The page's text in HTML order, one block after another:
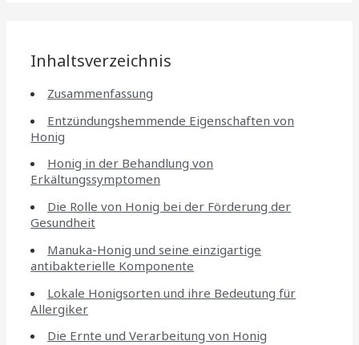
Inhaltsverzeichnis
Zusammenfassung
Entzündungshemmende Eigenschaften von
Honig
Honig in der Behandlung von
Erkältungssymptomen
Die Rolle von Honig bei der Förderung der
Gesundheit
Manuka-Honig und seine einzigartige
antibakterielle Komponente
Lokale Honigsorten und ihre Bedeutung für
Allergiker
Die Ernte und Verarbeitung von Honig